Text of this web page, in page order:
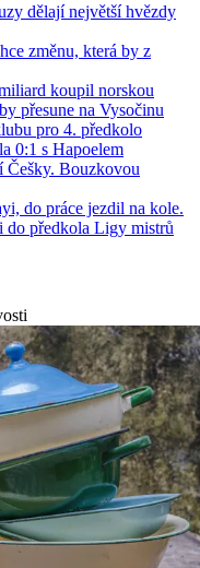
dělají největší hvězdy
změnu, která by z
koupil norskou
přesune na Vysočinu
pro 4. předkolo
0:1 s Hapoelem
Češky. Bouzkovou
do práce jezdil na kole.
do předkola Ligy mistrů